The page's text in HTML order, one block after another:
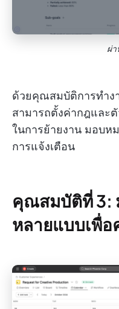
ผ่
ด้วยคุณสมบัติการทำง
สามารถตั้งค่ากฎและ
ในการย้ายงาน มอบห
การแจ้งเตือน
คุณสมบัติที่ 3:
หลายแบบเพื่